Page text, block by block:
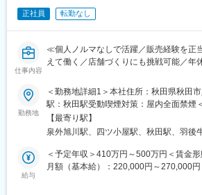
す。
■受電業務だけでは終わらないキャリア：
「電話を取るだけで成長実感がない」「
たい」という方に最適です。改善提案を
らの工夫がサービス品質向上につながる
■働き方を改善しながら経験を活かせる：
接客業やコールセンターでの不規則勤務
た方にも安心の環境です。年間休日120
環境が整っています。
正社員 転勤なし
仕事内容
≪個人ノルマなしで活躍／販売経験を正
えて働く／店舗づくりにも挑戦可能／
・モバイル販売経験を活かし、販売だけ
も挑戦可能
・個人ノルマなし＆年間休日120日。お
きる環境
・転勤なし。地域インフラを支える安定
躍可能
勤務地
＜勤務地詳細1＞本社住所：秋田県秋田
駅：秋田駅受動喫煙対策：屋内全面禁煙
田ケーブルテレビ御所野店住所：秋田県
イオンモール秋田 3F受動喫煙対策：屋内
【最寄り駅】
泉外旭川駅、四ツ小屋駅、秋田駅、羽後
給与
＜予定年収＞410万円～500万円＜賃金
月額（基本給）：220,000円～270,000